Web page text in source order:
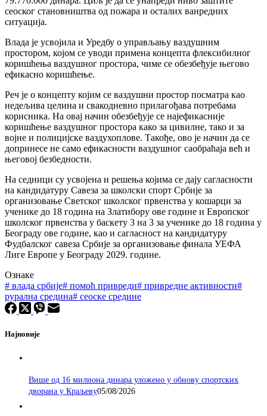
сеоског становништва од пожара и осталих ванредних
ситуација.
Влада је усвојила и Уредбу о управљању ваздушним
простором, којом се уводи примена концепта флексибилног
коришћења ваздушног простора, чиме се обезбеђује његово
ефикасно коришћење.
Реч је о концепту којим се ваздушни простор посматра као
недељива целина и свакодневно прилагођава потребама
корисника. На овај начин обезбеђује се најефикасније
коришћење ваздушног простора како за цивилне, тако и за
војне и полицијске ваздухоплове. Такође, ово је начин да се
допринесе не само ефикасности ваздушног сaoбрaћaja већ и
његовој безбедности.
На седници су усвојена и решења којима се дају сагласности
на кандидатуру Савеза за школски спорт Србије за
организовање Светског школског првенства у кошарци за
ученике до 18 година на Златибору ове године и Европског
школског првенства у баскету 3 на 3 за ученике до 18 година у
Београду ове године, као и сагласност на кандидатуру
Фудбалског савеза Србије за организовање финала УЕФА
Лиге Европе у Београду 2029. године.
Ознаке
# влада србије# помоћ привреди# привредне активности#
рурална средина# сеоске средине
Најновије
Више од 16 милиона динара уложено у обнову спортских
дворана у Краљеву05/08/2026